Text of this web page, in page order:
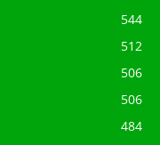
544
512
506
506
484